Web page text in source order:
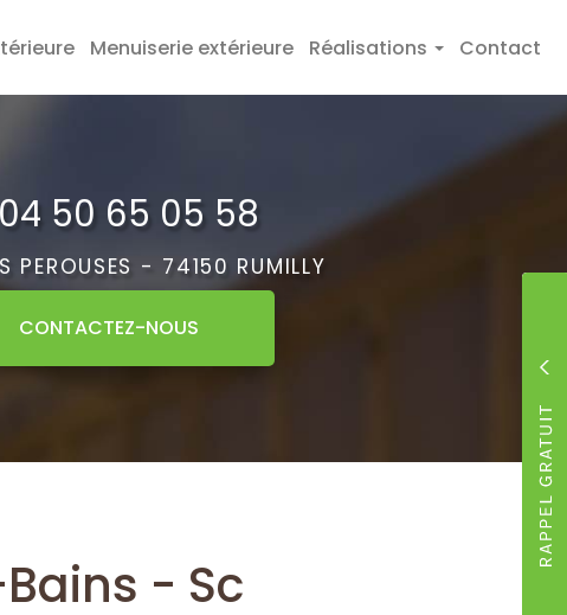
Menuiserie extérieure Réalisations Contact
04 50 65 05 58
PEROUSES - 74150 RUMILLY
CONTACTEZ-NOUS
- Sc